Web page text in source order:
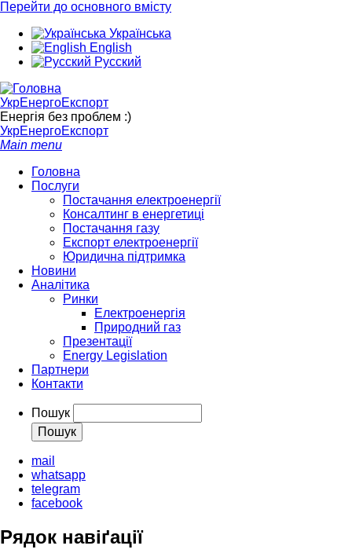
Перейти до основного вмісту
Українська
English
Русский
УкрЕнергоЕкспорт
Енергія без проблем :)
УкрЕнергоЕкспорт
Main menu
Головна
Послуги
Постачання електроенергії
Консалтинг в енергетиці
Постачання газу
Експорт електроенергії
Юридична підтримка
Новини
Аналітика
Ринки
Електроенергія
Природний газ
Презентації
Energy Legislation
Партнери
Контакти
Пошук
mail
whatsapp
telegram
facebook
Рядок навіґації